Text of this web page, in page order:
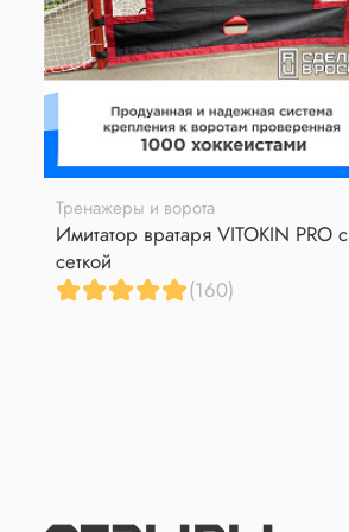
Тренажеры и ворота
Имитатор вратаря VITOKIN PRO с
сеткой
(160)